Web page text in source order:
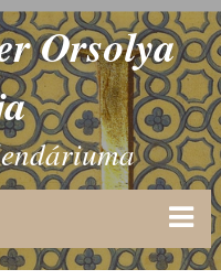
Orsolya